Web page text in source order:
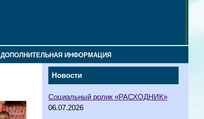
ДОПОЛНИТЕЛЬНАЯ ИНФОРМАЦИЯ
Новости
Социальный ролик «РАСХОДНИК»
06.07.2026